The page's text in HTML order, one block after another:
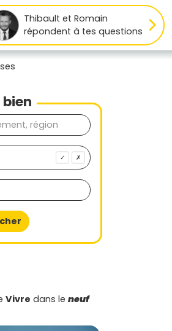
Thibault et Romain
répondent à tes questions
✓ ✗
Vivre dans le neuf